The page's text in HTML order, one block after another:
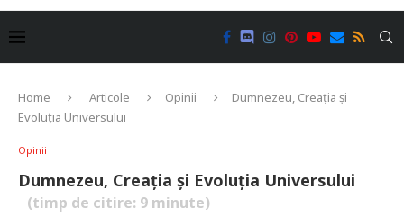
Home Articole Opinii
Dumnezeu, Creația și
Evoluția Universului
Opinii
Dumnezeu, Creația și Evoluția Universului
(timp de citire: 9 minute)